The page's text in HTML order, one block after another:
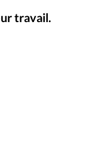
travail.